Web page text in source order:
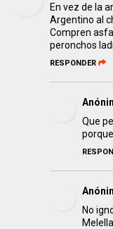
En vez de la
Argentino al
Compren
peronchos
RESPONDER
Que
No
Melella